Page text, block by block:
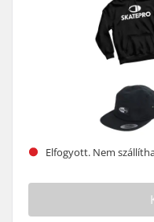
Elfogyott. Nem